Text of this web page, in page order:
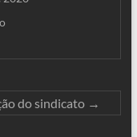
do sindicato →